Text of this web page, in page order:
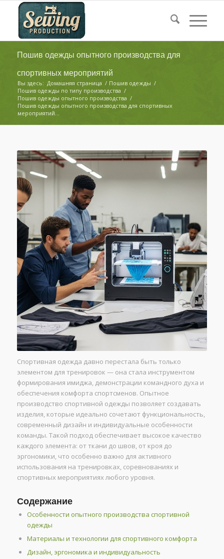
Пошив одежды опытного производства для
спортивных мероприятий
Вы здесь: Домашняя страница / Пошив одежды /
Пошив одежды по типу производства /
Пошив одежды опытного производства /
Пошив одежды опытного производства для спортивных
мероприятий...
Спортивная одежда давно перестала быть только
элементом для тренировок — она стала инструментом
формирования имиджа, демонстрации командного духа и
обеспечения комфорта спортсменов. Опытное
производство спортивной одежды позволяет создавать
изделия, которые идеально сочетают функциональность,
современный дизайн и индивидуальные особенности
команды. Такой подход обеспечивает высокое качество
каждого элемента: от ткани до швов, от кроя до
эргономики, что особенно важно для активного
использования на тренировках, соревнованиях и
спортивных мероприятиях любого уровня.
Содержание
Особенности опытного производства спортивной
одежды
Материалы и технологии для спортивного комфорта
Дизайн, эргономика и индивидуальность